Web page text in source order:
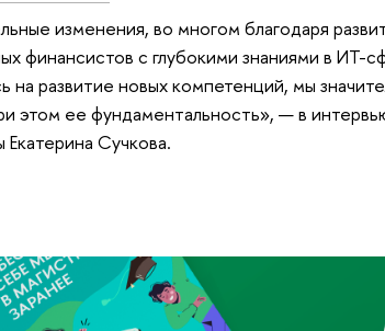
изменения, во многом благодаря
финансистов с глубокими знаниями в ИТ-
развитие новых компетенций, мы
этом ее фундаментальность», — в
Сучкова.